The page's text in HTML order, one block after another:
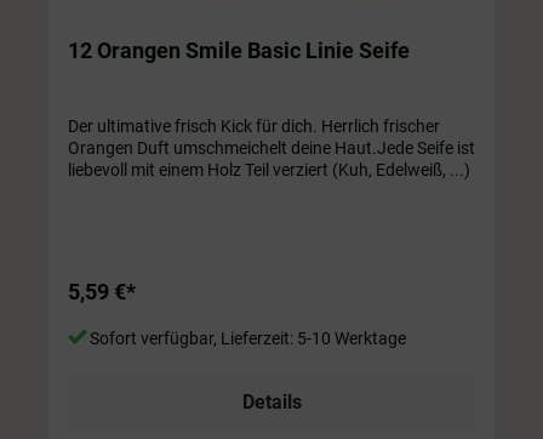
12 Orangen Smile Basic Linie Seife
Der ultimative frisch Kick für dich. Herrlich frischer
Orangen Duft umschmeichelt deine Haut.Jede Seife ist
liebevoll mit einem Holz Teil verziert (Kuh, Edelweiß, ...)
5,59 €*
Sofort verfügbar, Lieferzeit: 5-10 Werktage
Details